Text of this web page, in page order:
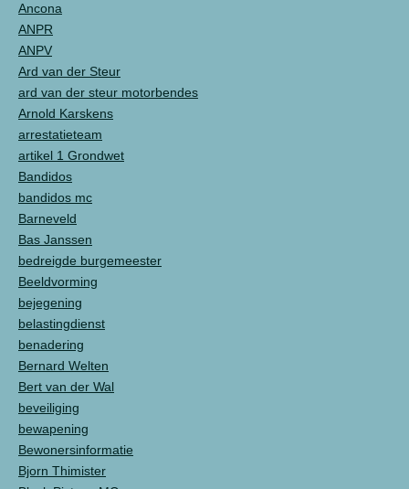
Ancona
ANPR
ANPV
Ard van der Steur
ard van der steur motorbendes
Arnold Karskens
arrestatieteam
artikel 1 Grondwet
Bandidos
bandidos mc
Barneveld
Bas Janssen
bedreigde burgemeester
Beeldvorming
bejegening
belastingdienst
benadering
Bernard Welten
Bert van der Wal
beveiliging
bewapening
Bewonersinformatie
Bjorn Thimister